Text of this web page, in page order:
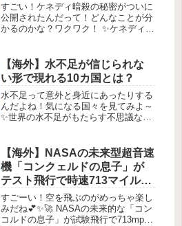
すごい！ケネディ暗殺の秘密がついに
公開されたんだって！どんなことが分
かるのかな？ワクワク！ ✨ケネディ大
た。 画像提供: Walt Cisco, Dallas
Morn...
【海外】水不足が信じられな
い形で現れる10カ国とは？
水不足って意外と身近にあったりする
んだよね！気になる国々を見てみよ～
✨世界の水不足がもたらす不思議な現
れが全然普通じゃないの。水が不足し
ている地域では、水は「貴重な宝物」
っ...
【海外】NASAの未来型超音速
機「コンクェルドの息子」が
テスト飛行で時速713マイルを
達成！新たな空の旅の幕開け
か？
すごーい！空を飛ぶのがめっちゃ楽し
みだね💕✨🚀 NASAの未来的な「コン
コルドの息子」が試験飛行で713mph